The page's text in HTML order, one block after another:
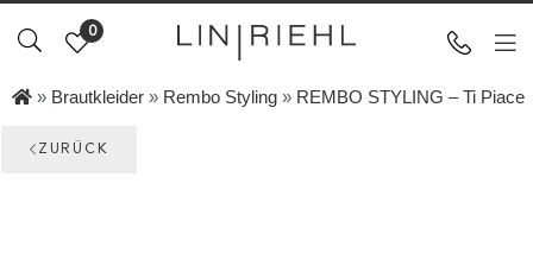
0
» Brautkleider » Rembo Styling » REMBO STYLING – Ti Piace
ZURÜCK